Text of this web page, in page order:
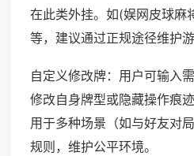
在此类外挂。如(娱网皮球麻
等，建议通过正规途径维护游
自定义修改牌：用户可输入
修改自身牌型或隐藏操作痕
用于多种场景（如与好友对
规则，维护公平环境。